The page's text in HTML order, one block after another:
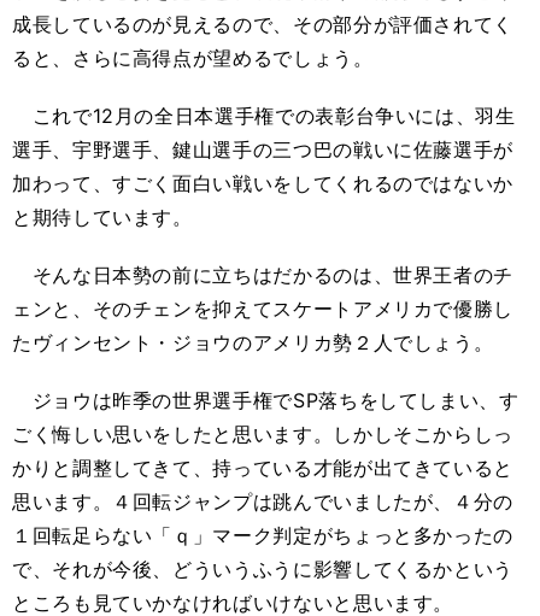
成長しているのが見えるので、その部分が評価されてく
ると、さらに高得点が望めるでしょう。
これで12月の全日本選手権での表彰台争いには、羽生
選手、宇野選手、鍵山選手の三つ巴の戦いに佐藤選手が
加わって、すごく面白い戦いをしてくれるのではないか
と期待しています。
そんな日本勢の前に立ちはだかるのは、世界王者のチ
ェンと、そのチェンを抑えてスケートアメリカで優勝し
たヴィンセント・ジョウのアメリカ勢２人でしょう。
ジョウは昨季の世界選手権でSP落ちをしてしまい、す
ごく悔しい思いをしたと思います。しかしそこからしっ
かりと調整してきて、持っている才能が出てきていると
思います。４回転ジャンプは跳んでいましたが、４分の
１回転足らない「ｑ」マーク判定がちょっと多かったの
で、それが今後、どういうふうに影響してくるかという
ところも見ていかなければいけないと思います。